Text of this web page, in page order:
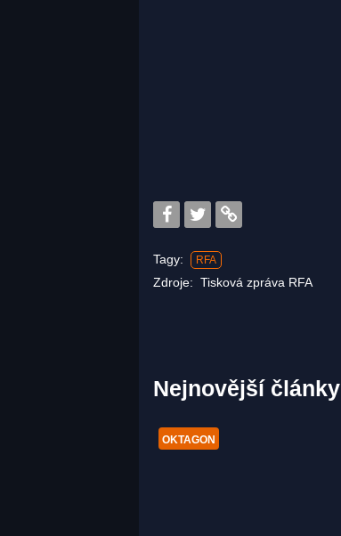
Tagy: RFA
Zdroje: Tisková zpráva RFA
Nejnovější články
OKTAGON